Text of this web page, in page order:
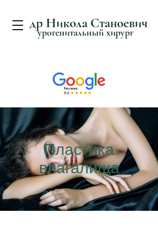
др Никола Станоевич
урогенитальный хирург
Пластика
влагалища